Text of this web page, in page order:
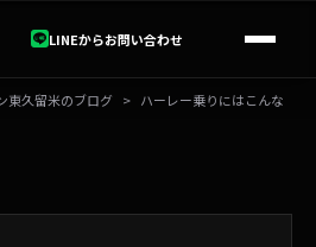
LINEからお問い合わせ
東久留米のブログ > ハーレー乗りにはこんな